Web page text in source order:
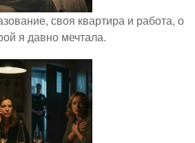
своя квартира и работа, о
я давно мечтала.